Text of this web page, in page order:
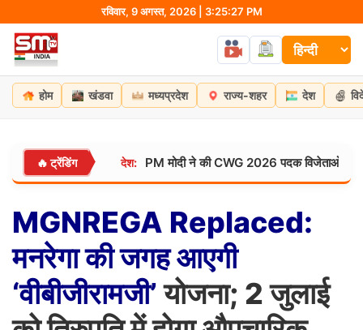
content
रविवार, 9 अगस्त, 2026 | 3:25:27 PM
होम खंडवा मध्यप्रदेश राज्य-शहर देश
🔥 ट्रेंडिंग
देश: PM मोदी ने की CWG 2026 पदक विजेताओं की अगवानी: 7
MGNREGA Replaced:
मनरेगाकीजगहआएगी
‘वीबीजीरामजी’योजना; 2 जुलाई